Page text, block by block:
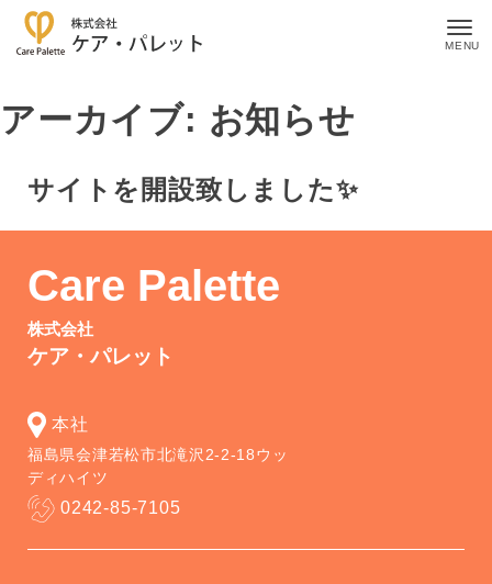
Skip
アーカイブ: お知らせ
サイトを開設致しました✨
Care Palette
株式会社
ケア・パレット
本社
福島県会津若松市北滝沢2-2-18ウッ
ディハイツ
0242-85-7105